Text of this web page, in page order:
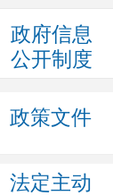
政府信息
公开制度
政策文件
法定主动